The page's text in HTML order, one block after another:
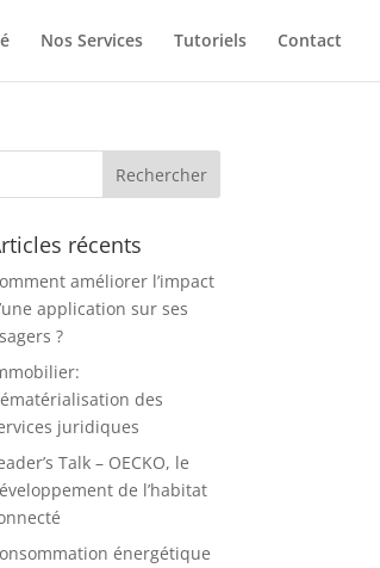
Nos Services Tutoriels Contact
récents
améliorer l’impact
application sur ses
?
des
juridiques
Talk – OECKO, le
de l’habitat
énergétique